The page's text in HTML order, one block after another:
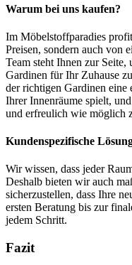
Warum bei uns kaufen?
Im Möbelstoffparadies
Preisen, sondern auch von
Team steht Ihnen zur
Gardinen für Ihr Zuhause
der richtigen Gardinen eine
Ihrer Innenräume spielt,
und erfreulich wie möglich
Kundenspezifische
Wir wissen, dass jeder
Deshalb bieten wir auch
sicherzustellen, dass Ihre
ersten Beratung bis zur
jedem Schritt.
Fazit